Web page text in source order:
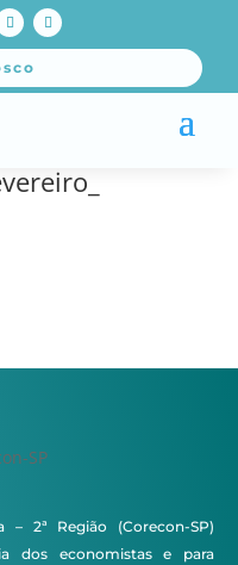
2ª Região (Corecon-SP)
dos economistas e para